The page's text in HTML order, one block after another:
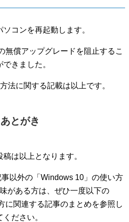
コンを再起動します。
無償アップグレードを阻止するこ
できました。
法に関する記載は以上です。
あとがき
稿は以上となります。
以外の「Windows 10」の使い方
がある方は、ぜひ一度以下の
に関連する記事のまとめを参照し
ください。